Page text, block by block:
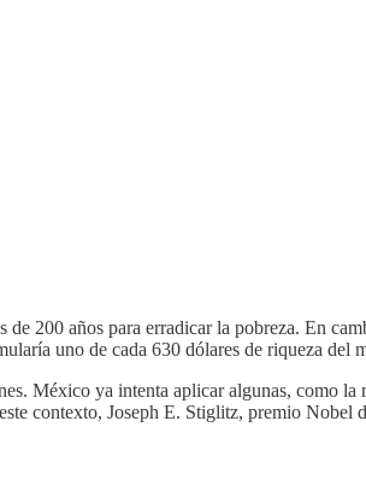
200 años para erradicar la pobreza. En
uno de cada 630 dólares de riqueza
México ya intenta aplicar algunas, como
contexto, Joseph E. Stiglitz, premio Nobel